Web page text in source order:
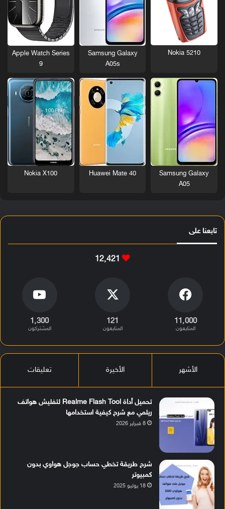
Nokia 5210
Samsung Galaxy
A05s
Apple Watch Series
9
Samsung Galaxy
A05
Huawei Mate 40
Nokia X100
تابعنا على
12٬421
11٬000
المتابعون
121
المتابعون
1٬300
المشتركون
الأشهر الأخيرة تعليقات
تحميل أداة Realme Flash Tool لتفليش هواتف
ريلمي مع شرح كيفية استخدامها
8 فبراير 2026
شرح طريقة تخطي حساب جوجل هواوي بدون
كمبيوتر
18 يوليو 2025